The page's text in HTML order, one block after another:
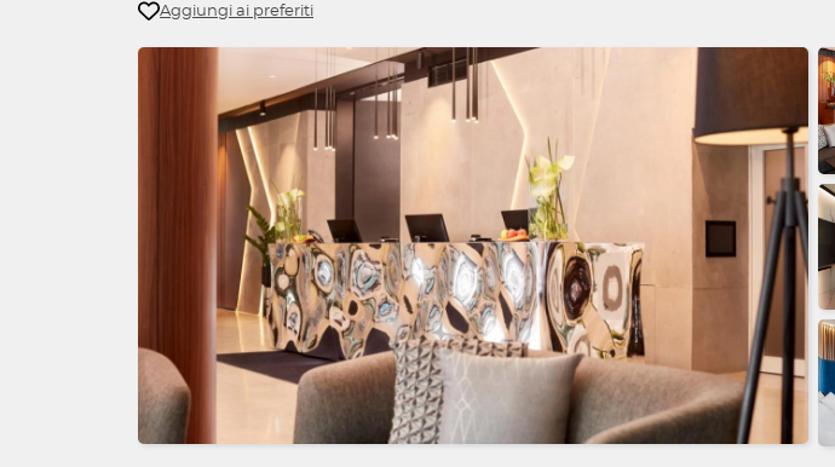
Aggiungi ai preferiti